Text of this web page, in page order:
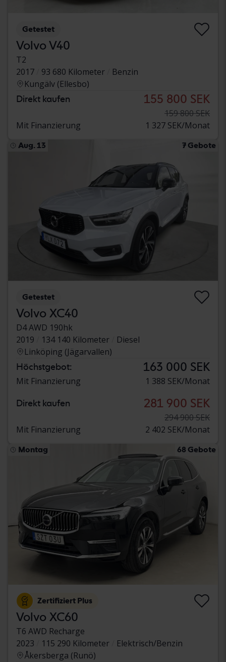
Getestet
Volvo V40
T2
2017
93 680 Kilometer
Benzin
Kungälv (Ellesbo)
Direkt kaufen 155 800 SEK
159 800 SEK
Mit Finanzierung
1 327 SEK/Monat
Aug. 13 7 Gebote
Getestet
Volvo XC40
D4 AWD 190hk
2019
134 140 Kilometer
Diesel
Linköping (Jägarvallen)
Höchstgebot: 163 000 SEK
Mit Finanzierung 1 388 SEK/Monat
Direkt kaufen 281 900 SEK
294 900 SEK
Mit Finanzierung
2 402 SEK/Monat
Montag 68 Gebote
Zertifiziert Plus
Volvo XC60
T6 AWD Recharge
2023
115 290 Kilometer
Elektrisch/Benzin
Åkersberga (Runö)